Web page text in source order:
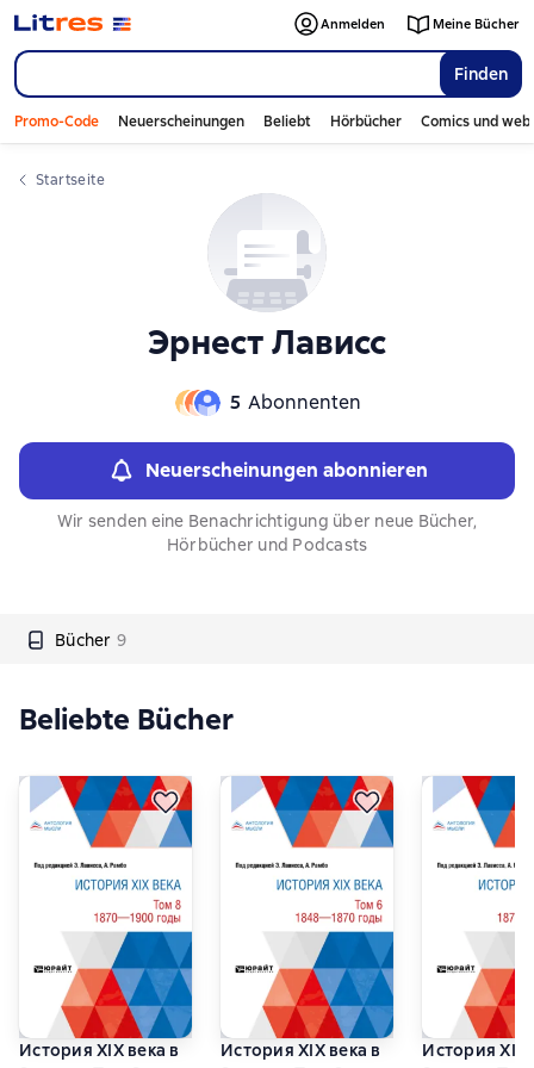
Finden
Anmelden Meine Bücher
Promo-Code Neuerscheinungen Beliebt Hörbücher Comics und
Startseite
Эрнест Лависс
5 Abonnenten
Neuerscheinungen abonnieren
Wir senden eine Benachrichtigung über neue Bücher,
Hörbücher und Podcasts
Bücher 9
Слайдер с книгами
Beliebte Bücher
История XIX века в
История XIX века в
История XIX